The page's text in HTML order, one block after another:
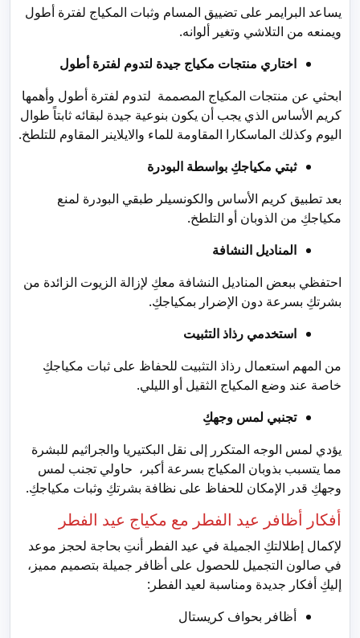
يساعد البرايمر على تضييق المسام وثبات المكياج لفترة أطول
ويمنعه من التلاشي وتغير ألوانه.
اختاري منتجات مكياج جيدة لتدوم لفترة أطول
ابحثي عن منتجات المكياج المصممة لتدوم لفترة أطول وأهمها
كريم الأساس الذي يجب أن يكون بنوعية جيدة لبقائه ثابتاً طوال
اليوم وكذلك الماسكارا المقاومة للماء والايلاينر المقاوم للتلطخ.
ثبتي مكياجكِ بواسطة البودرة
بعد تطبيق كريم الأساس والكونسيلر طبقي البودرة لمنع
مكياجكِ من الذوبان أو التلطخ.
المناديل النشافة
احتفظي ببعض المناديل النشافة معكِ لإزالة الزيوت الزائدة من
بشرتكِ بسرعة دون الإضرار بمكياجكِ.
استخدمي رذاذ التثبيت
من المهم استعمال رذاذ التثبيت للحفاظ على ثبات مكياجكِ
خاصة عند وضع المكياج الثقيل أو الليلي.
تجنبي لمس وجهكِ
يؤدي لمس الوجه المتكرر إلى نقل البكتيريا والجراثيم للبشرة
مما يتسبب بذوبان المكياج بسرعة أكبر، حاولي تجنب لمس
وجهكِ قدر الإمكان للحفاظ على نظافة بشرتكِ وثبات مكياجكِ.
أفكار أظافر عيد الفطر مع مكياج عيد الفطر
لإكمال إطلالتكِ الجميلة في عيد الفطر أنتِ بحاجة لحجز موعد
في صالون التجميل للحصول على أظافر جميلة بتصميم مميز،
إليكِ أفكار جديدة ومناسبة لعيد الفطر:
أظافر بحواف كريستال